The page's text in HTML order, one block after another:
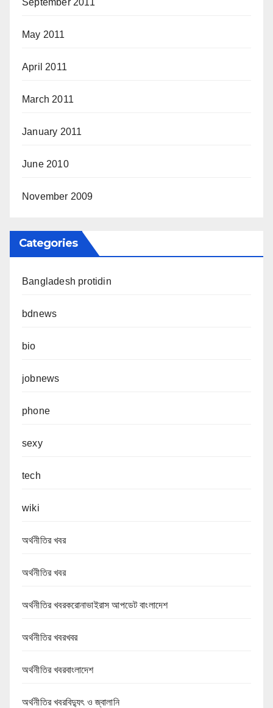
September 2011
May 2011
April 2011
March 2011
January 2011
June 2010
November 2009
Categories
Bangladesh protidin
bdnews
bio
jobnews
phone
sexy
tech
wiki
অর্থনীতির খবর
অর্থনীতির খবর
অর্থনীতির খবরকরোনাভাইরাস আপডেট বাংলাদেশ
অর্থনীতির খবরখবর
অর্থনীতির খবরবাংলাদেশ
অর্থনীতির খবরবিদ্যুৎ ও জ্বালানি